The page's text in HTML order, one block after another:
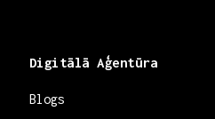
Digitālā Aģentūra
Blogs